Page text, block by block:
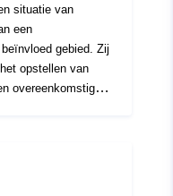
situatie van
een
gebied. Zij
opstellen van
overeenkomstig